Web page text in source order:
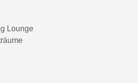
Lounge